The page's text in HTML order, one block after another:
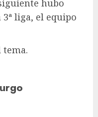
hubo
3ª liga, el equipo